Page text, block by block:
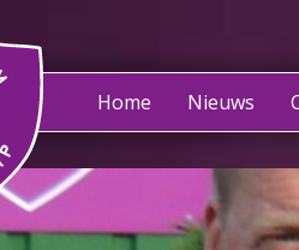
Home Nieuws